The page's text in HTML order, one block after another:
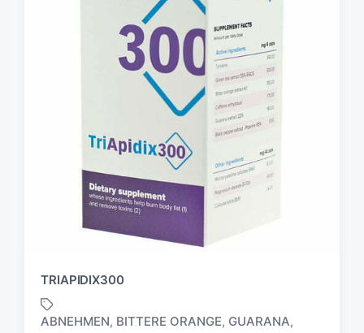
TRIAPIDIX300
ABNEHMEN, BITTERE ORANGE, GUARANA,